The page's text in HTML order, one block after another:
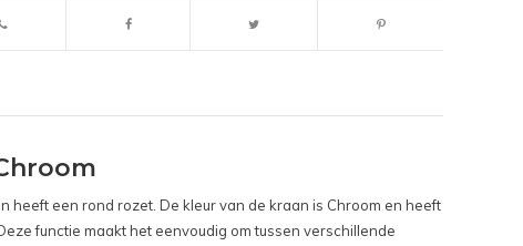
heeft een rond rozet. De kleur van de kraan is Chroom en heeft
functie maakt het eenvoudig om tussen verschillende